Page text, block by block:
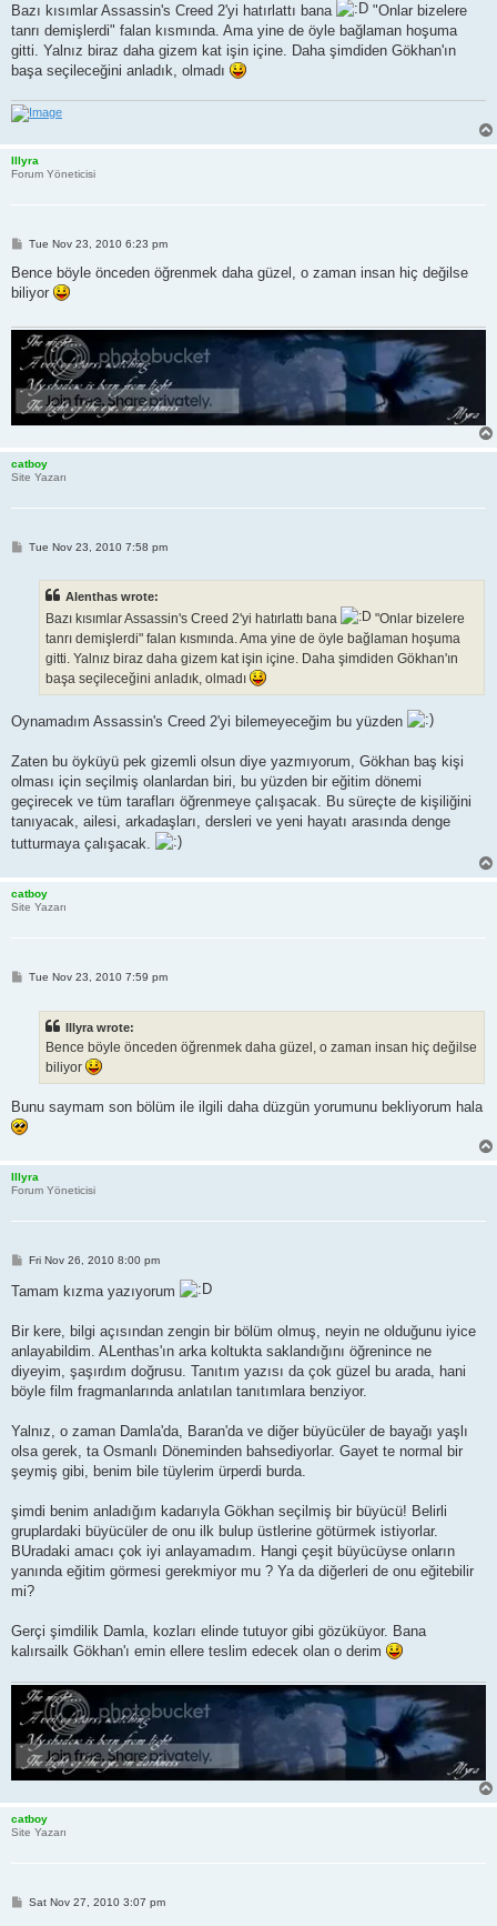
t
Bazı kısımlar Assassin's Creed 2'yi hatırlattı bana
"Onlar bizelere
tanrı demişlerdi" falan kısmında. Ama yine de öyle bağlaman hoşuma
gitti. Yalnız biraz daha gizem kat işin içine. Daha şimdiden Gökhan'ın
başa seçileceğini anladık, olmadı
Illyra
Forum Yöneticisi
P
s
Tue Nov 23, 2010 6:23 pm
Bence böyle önceden öğrenmek daha güzel, o zaman insan hiç değilse
biliyor
catboy
Site Yazarı
PTue Nov 23, 2010 7:58 pm
Alenthas wrote:
Bazı kısımlar Assassin's Creed 2'yi hatırlattı bana
"Onlar bizelere
tanrı demişlerdi" falan kısmında. Ama yine de öyle bağlaman hoşuma
gitti. Yalnız biraz daha gizem kat işin içine. Daha şimdiden Gökhan'ın
başa seçileceğini anladık, olmadı
Oynamadım Assassin's Creed 2'yi bilemeyeceğim bu yüzden
Zaten bu öyküyü pek gizemli olsun diye yazmıyorum, Gökhan baş kişi
olması için seçilmiş olanlardan biri, bu yüzden bir eğitim dönemi
geçirecek ve tüm tarafları öğrenmeye çalışacak. Bu süreçte de kişiliğini
tanıyacak, ailesi, arkadaşları, dersleri ve yeni hayatı arasında denge
tutturmaya çalışacak.
catboy
Site Yazarı
PTue Nov 23, 2010 7:59 pm
Illyra wrote:
Bence böyle önceden öğrenmek daha güzel, o zaman insan hiç değilse
biliyor
Bunu saymam son bölüm ile ilgili daha düzgün yorumunu bekliyorum hala
Illyra
Forum Yöneticisi
P
s
t
Fri Nov 26, 2010 8:00 pm
Tamam kızma yazıyorum
Bir kere, bilgi açısından zengin bir bölüm olmuş, neyin ne olduğunu iyice
anlayabildim. ALenthas'ın arka koltukta saklandığını öğrenince ne
diyeyim, şaşırdım doğrusu. Tanıtım yazısı da çok güzel bu arada, hani
böyle film fragmanlarında anlatılan tanıtımlara benziyor.
Yalnız, o zaman Damla'da, Baran'da ve diğer büyücüler de bayağı yaşlı
olsa gerek, ta Osmanlı Döneminden bahsediyorlar. Gayet te normal bir
şeymiş gibi, benim bile tüylerim ürperdi burda.
şimdi benim anladığım kadarıyla Gökhan seçilmiş bir büyücü! Belirli
gruplardaki büyücüler de onu ilk bulup üstlerine götürmek istiyorlar.
BUradaki amacı çok iyi anlayamadım. Hangi çeşit büyücüyse onların
yanında eğitim görmesi gerekmiyor mu ? Ya da diğerleri de onu eğitebilir
mi?
Gerçi şimdilik Damla, kozları elinde tutuyor gibi gözüküyor. Bana
kalırsailk Gökhan'ı emin ellere teslim edecek olan o derim
catboy
Site Yazarı
PSat Nov 27, 2010 3:07 pm